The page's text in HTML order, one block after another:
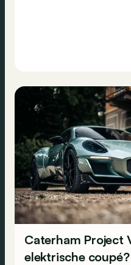
Caterham Project
elektrische coupé?